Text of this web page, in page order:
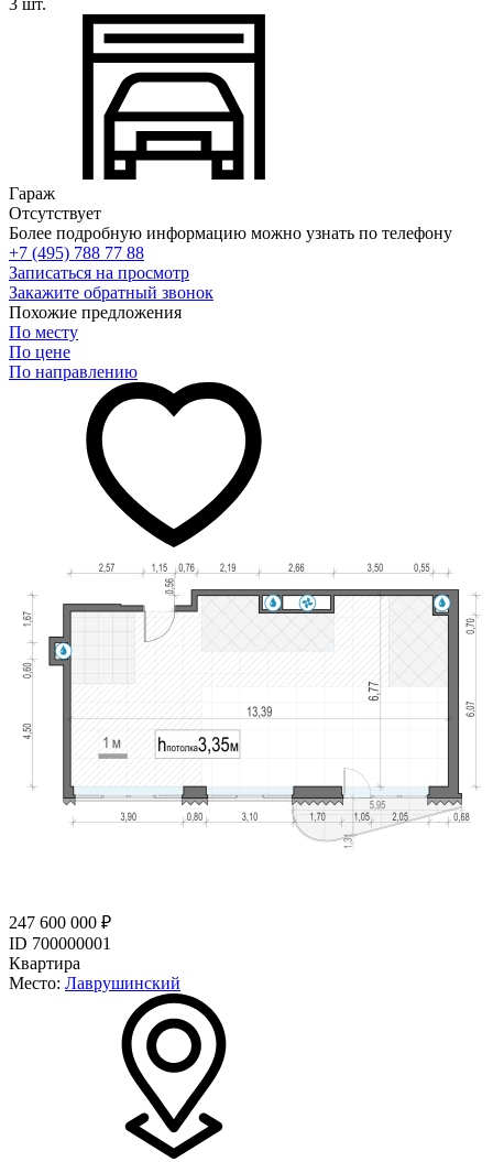
3 шт.
Гараж
Отсутствует
Более подробную информацию можно узнать по телефону
+7 (495) 788 77 88
Записаться на просмотр
Закажите обратный звонок
Похожие предложения
По месту
По цене
По направлению
247 600 000 ₽
ID 700000001
Квартира
Место: Лаврушинский